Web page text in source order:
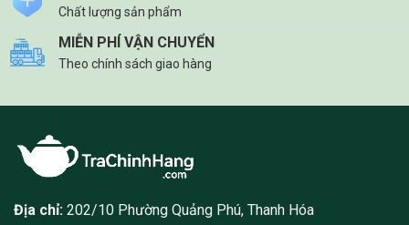
Chất lượng sản phẩm
MIỄN PHÍ VẬN CHUYỂN
Theo chính sách giao hàng
Địa chỉ: 202/10 Phường Quảng Phú, Thanh Hóa